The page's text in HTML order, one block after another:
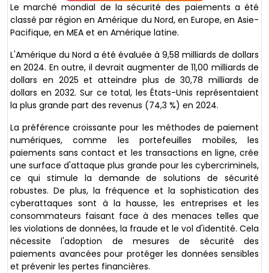
Le marché mondial de la sécurité des paiements a été
classé par région en Amérique du Nord, en Europe, en Asie-
Pacifique, en MEA et en Amérique latine.
L'Amérique du Nord a été évaluée à 9,58 milliards de dollars
en 2024. En outre, il devrait augmenter de 11,00 milliards de
dollars en 2025 et atteindre plus de 30,78 milliards de
dollars en 2032. Sur ce total, les États-Unis représentaient
la plus grande part des revenus (74,3 %) en 2024.
La préférence croissante pour les méthodes de paiement
numériques, comme les portefeuilles mobiles, les
paiements sans contact et les transactions en ligne, crée
une surface d'attaque plus grande pour les cybercriminels,
ce qui stimule la demande de solutions de sécurité
robustes. De plus, la fréquence et la sophistication des
cyberattaques sont à la hausse, les entreprises et les
consommateurs faisant face à des menaces telles que
les violations de données, la fraude et le vol d'identité. Cela
nécessite l'adoption de mesures de sécurité des
paiements avancées pour protéger les données sensibles
et prévenir les pertes financières.